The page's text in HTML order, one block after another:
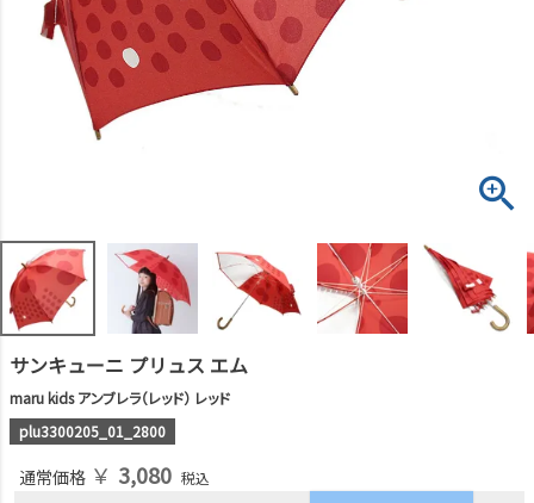
サンキューニ プリュス エム
maru kids アンブレラ（レッド） レッド
plu3300205_01_2800
通常価格 ￥ 3,080 税込